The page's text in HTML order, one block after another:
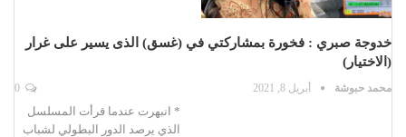
خدوجة صبري : فخورة بمشاركتي في (غسق) الذى يسير على غرار
(الاختيار)
محمد حبوشة أبريل 8, 2021
* انبهرت عندما قرأت المسلسل
الذي يرصد الدور البطولي لشباب